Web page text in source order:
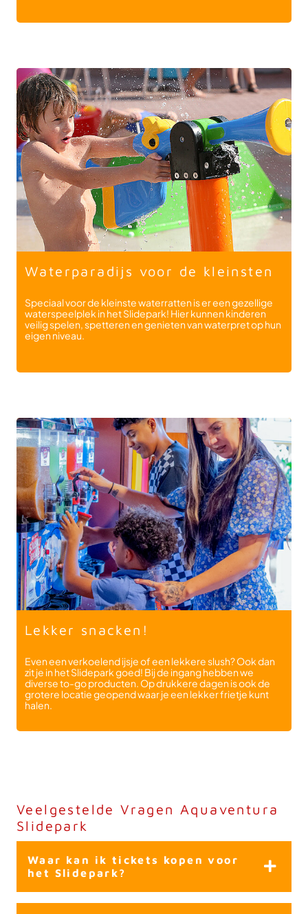
Waterparadijs voor de kleinsten
Speciaal voor de kleinste waterratten is er een gezellige
waterspeelplek in het Slidepark! Hier kunnen kinderen
veilig spelen, spetteren en genieten van waterpret op hun
eigen niveau.
Lekker snacken!
Even een verkoelend ijsje of een lekkere slush? Ook dan
zit je in het Slidepark goed! Bij de ingang hebben we
diverse to-go producten. Op drukkere dagen is ook de
grotere locatie geopend waar je een lekker frietje kunt
halen.
Veelgestelde Vragen Aquaventura
Slidepark
Waar kan ik tickets kopen voor
het Slidepark?